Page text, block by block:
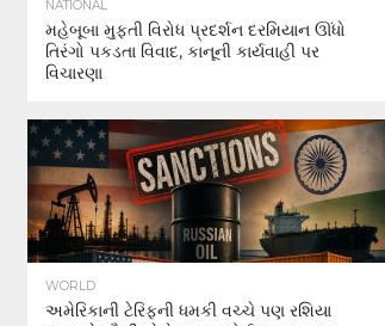
NATIONAL
મહેબૂબા મુફ્તી વિરોધ પ્રદર્શન દરમિયાન ઊંધો
તિરંગો પકડતા વિવાદ, કાનૂની કાર્યવાહી પર
વિચારણા
WORLD
અમેરિકાની ટેરિફની ધમકી વચ્ચે પણ રશિયા